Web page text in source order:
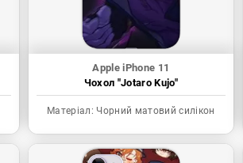
Apple iPhone 11
Чохол "Jotaro Kujo"
Матеріал: Чорний матовий силікон